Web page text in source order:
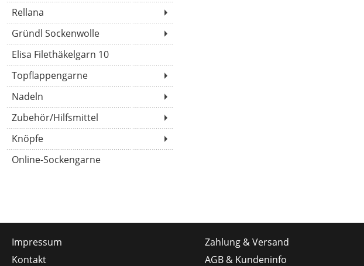
Rellana
Gründl Sockenwolle
Elisa Filethäkelgarn 10
Topflappengarne
Nadeln
Zubehör/Hilfsmittel
Knöpfe
Online-Sockengarne
Impressum
Kontakt
Zahlung & Versand
AGB & Kundeninfo